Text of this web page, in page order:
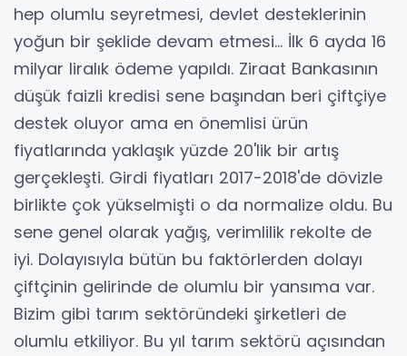
hep olumlu seyretmesi, devlet desteklerinin
yoğun bir şeklide devam etmesi... İlk 6 ayda 16
milyar liralık ödeme yapıldı. Ziraat Bankasının
düşük faizli kredisi sene başından beri çiftçiye
destek oluyor ama en önemlisi ürün
fiyatlarında yaklaşık yüzde 20'lik bir artış
gerçekleşti. Girdi fiyatları 2017-2018'de dövizle
birlikte çok yükselmişti o da normalize oldu. Bu
sene genel olarak yağış, verimlilik rekolte de
iyi. Dolayısıyla bütün bu faktörlerden dolayı
çiftçinin gelirinde de olumlu bir yansıma var.
Bizim gibi tarım sektöründeki şirketleri de
olumlu etkiliyor. Bu yıl tarım sektörü açısından